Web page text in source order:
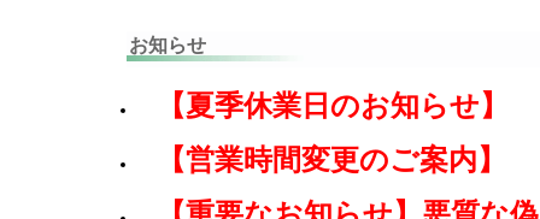
お知らせ
【夏季休業日のお知らせ】
【営業時間変更のご案内】